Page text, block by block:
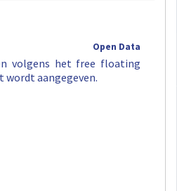
Open Data
volgens het free floating
wordt aangegeven.